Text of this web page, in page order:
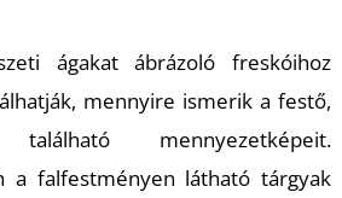
ágakat ábrázoló freskóihoz
mennyire ismerik a festő,
mennyezetképeit.
a falfestményen látható tárgyak